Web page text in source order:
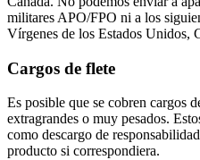
militares APO/FPO ni a los
Vírgenes de los Estados Unidos,
Cargos de flete
Es posible que se cobren cargos
extragrandes o muy pesados.
como descargo de
producto si correspondiera.